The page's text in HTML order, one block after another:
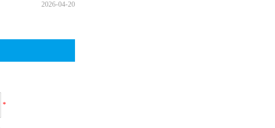
2026-04-20
*